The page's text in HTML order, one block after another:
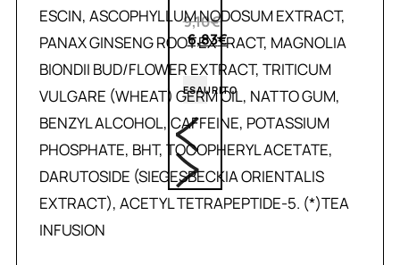
9,10€
6,83€
ESAURITO
ESCIN, ASCOPHYLLUM NODOSUM EXTRACT,
PANAX GINSENG ROOT EXTRACT, MAGNOLIA
BIONDII BUD/FLOWER EXTRACT, TRITICUM
VULGARE (WHEAT) GERM OIL, NATTO GUM,
BENZYL ALCOHOL, CAFFEINE, POTASSIUM
PHOSPHATE, BHT, TOCOPHERYL ACETATE,
DARUTOSIDE (SIEGESBECKIA ORIENTALIS
EXTRACT), ACETYL TETRAPEPTIDE-5. (*)TEA
INFUSION